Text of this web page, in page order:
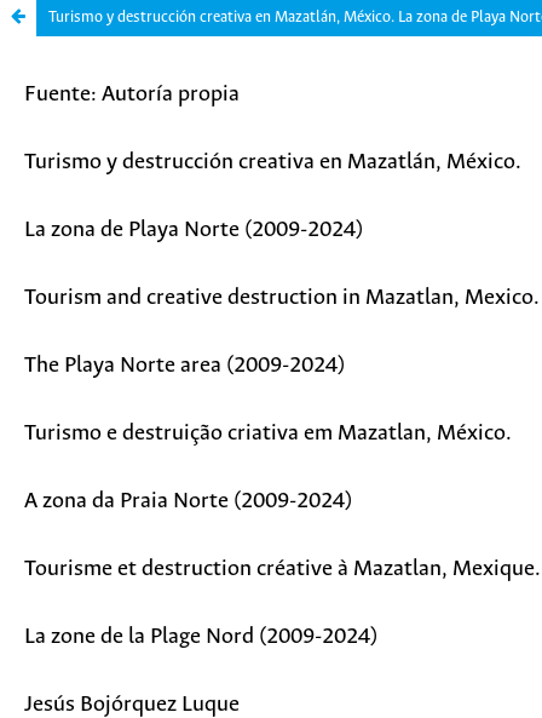
Turismo y destrucción creativa en Mazatlán, México. La zona de Playa